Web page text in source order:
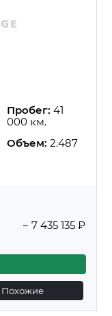
Пробег: 41
000 км.
Объем: 2.487
~ 7 435 135 ₽
Похожие